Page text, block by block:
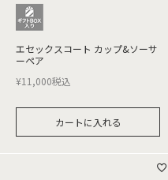
エセックスコート カップ&ソーサ
ーペア
¥11,000税込
カートに入れる